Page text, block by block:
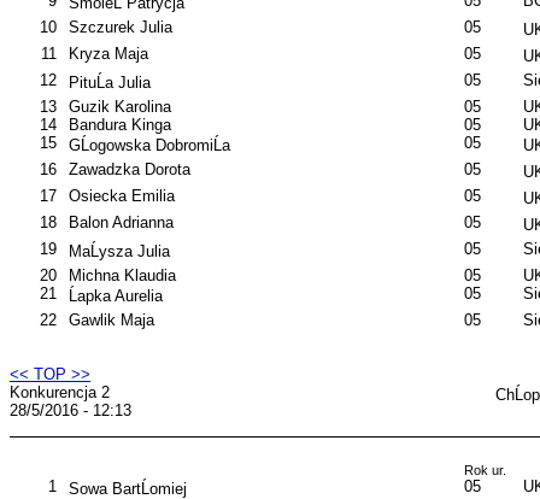
10
Szczurek Julia 05
11
Kryza Maja 05
12
PituĹa Julia 05
13
Guzik Karolina 05
14
Bandura Kinga 05
15
GĹogowska DobromiĹa 05
16
Zawadzka Dorota 05
17
Osiecka Emilia 05
18
Balon Adrianna 05
19
MaĹysza Julia 05
20
Michna Klaudia 05
21
Ĺapka Aurelia 05
22
Gawlik Maja 05
<< TOP >>
Konkurencja 2
28/5/2016 - 12:13
Rok ur.
1 Sowa BartĹomiej 05